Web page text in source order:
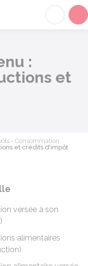
:
et
- Consommation
et crédits d'impôt
versée à son
alimentaires